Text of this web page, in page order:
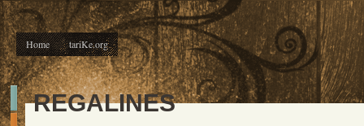
Home tariKe.org
REGALINES